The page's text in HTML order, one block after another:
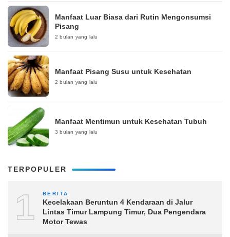
Manfaat Luar Biasa dari Rutin Mengonsumsi
Pisang
2 bulan yang lalu
Manfaat Pisang Susu untuk Kesehatan
2 bulan yang lalu
Manfaat Mentimun untuk Kesehatan Tubuh
3 bulan yang lalu
TERPOPULER
1 BERITA
Kecelakaan Beruntun 4 Kendaraan di Jalur
Lintas Timur Lampung Timur, Dua Pengendara
Motor Tewas